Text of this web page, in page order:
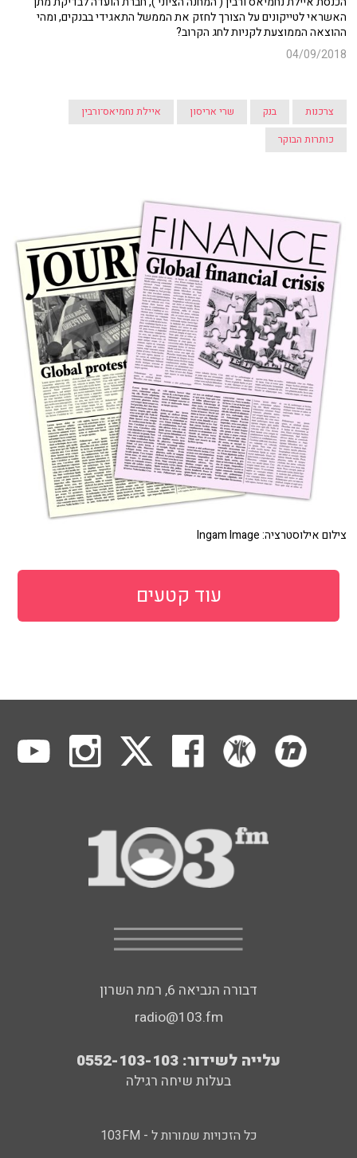
האשראי לטייקונים על הצורך לחזק את הממשל התאגידי בבנקים, ומהי
ההוצאה הממוצעת לקניות לחג הקרוב?
04/09/2018
צרכנות בנק שרי אריסון
איילת נחמיאס־ורבין
כותרות הבוקר
צילום אילוסטרציה: Ingam Image
עוד קטעים
דבורה הנביאה 6, רמת השרון
radio@103.fm
עלייה לשידור: 0552-103-103
בעלות שיחה רגילה
כל הזכויות שמורות ל - 103FM